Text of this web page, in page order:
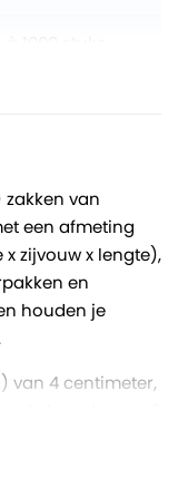
zakken van
een afmeting
x zijvouw x lengte),
en
houden je
van 4 centimeter,
dikte van 20
een